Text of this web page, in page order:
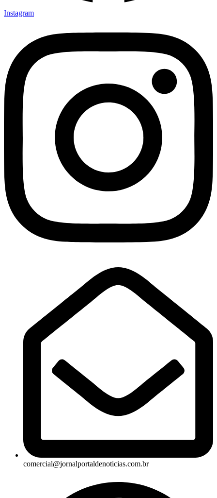
Instagram
comercial@jornalportaldenoticias.com.br